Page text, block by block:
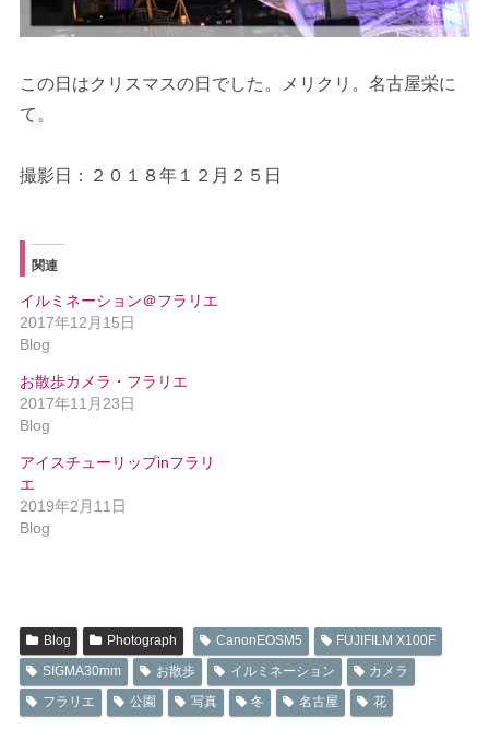
この日はクリスマスの日でした。メリクリ。名古屋栄に
て。
撮影日：２０１８年１２月２５日
関連
イルミネーション＠フラリエ
2017年12月15日
Blog
お散歩カメラ・フラリエ
2017年11月23日
Blog
アイスチューリップinフラリ
エ
2019年2月11日
Blog
Blog Photograph CanonEOSM5
FUJIFILM X100F
SIGMA30mm
お散歩 イルミネーション
カメラ
フラリエ
公園 写真 冬 名古屋 花